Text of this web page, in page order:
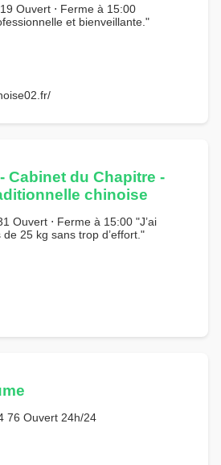
Ouvert ⋅ Ferme à 15:00
et bienveillante."
Cabinet du Chapitre -
chinoise
Ouvert ⋅ Ferme à 15:00 "J’ai
25 kg sans trop d’effort."
76 Ouvert 24h/24